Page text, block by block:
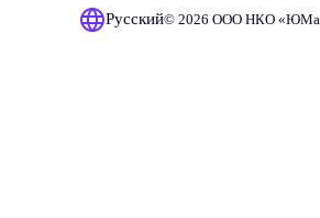
Русский© 2026 ООО НКО «